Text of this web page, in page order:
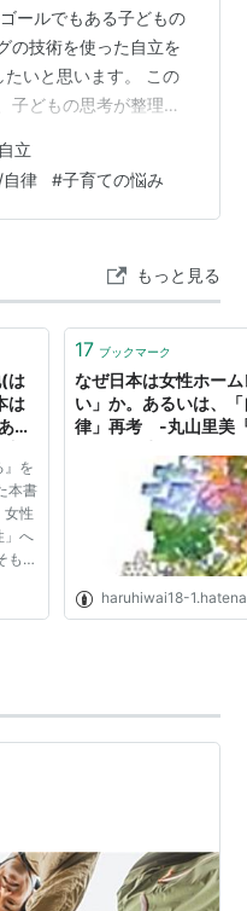
ールでもある子どもの
の技術を使った自立を
いと思います。 この
子どもの思考が整理さ
も順番通りに行われ
セスを意識すること
いを整理し、自ら実行
んが達成したい目標や
夢は何なの…
立
自律 #子育ての悩み
もっと見る
は
は
る
』を
本書
女性
」へ
もな
を
17 ブックマーク
なぜ日本は女性ホー
い」か。あるいは、
律」再考 -丸山里美
blog・はてなブログ
haruhiwai18-